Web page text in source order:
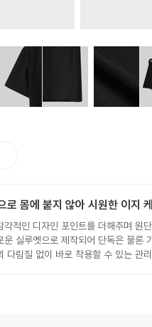
로 몸에 붙지 않아 시원한 이지
적인 디자인 포인트를 더해주며 원
실루엣으로 제작되어 단독은 물론
다림질 없이 바로 착용할 수 있는 관